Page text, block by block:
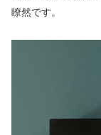
瞭然です。